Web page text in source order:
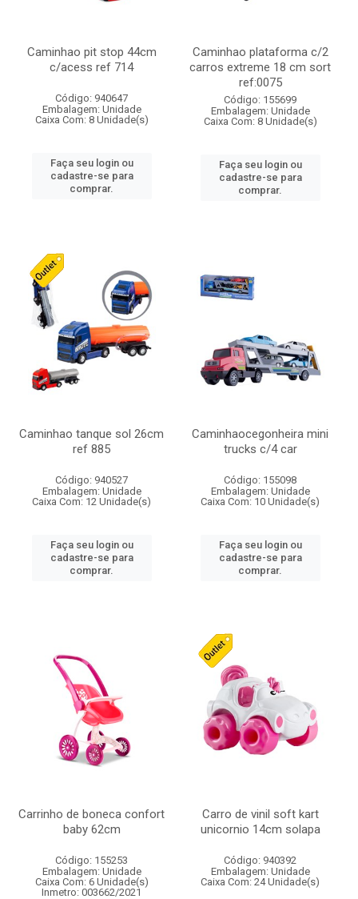
Caminhao pit stop 44cm
c/acess ref 714
Código: 940647
Embalagem: Unidade
Caixa Com: 8 Unidade(s)
Faça seu login ou
cadastre-se para
comprar.
Caminhao plataforma c/2
carros extreme 18 cm sort
ref:0075
Código: 155699
Embalagem: Unidade
Caixa Com: 8 Unidade(s)
Faça seu login ou
cadastre-se para
comprar.
Caminhao tanque sol 26cm
ref 885
Código: 940527
Embalagem: Unidade
Caixa Com: 12 Unidade(s)
Faça seu login ou
cadastre-se para
comprar.
Caminhaocegonheira mini
trucks c/4 car
Código: 155098
Embalagem: Unidade
Caixa Com: 10 Unidade(s)
Faça seu login ou
cadastre-se para
comprar.
Carrinho de boneca confort
baby 62cm
Código: 155253
Embalagem: Unidade
Caixa Com: 6 Unidade(s)
Inmetro: 003662/2021
Carro de vinil soft kart
unicornio 14cm solapa
Código: 940392
Embalagem: Unidade
Caixa Com: 24 Unidade(s)